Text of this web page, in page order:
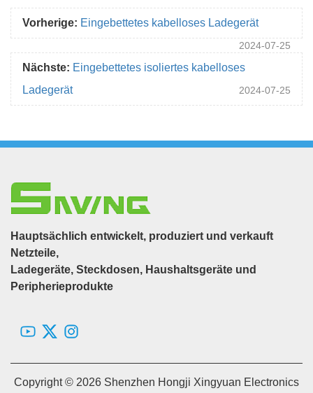
Vorherige: Eingebettetes kabelloses Ladegerät
2024-07-25
Nächste: Eingebettetes isoliertes kabelloses
Ladegerät
2024-07-25
Hauptsächlich entwickelt, produziert und verkauft
Netzteile,
Ladegeräte, Steckdosen, Haushaltsgeräte und
Peripherieprodukte
Copyright © 2026 Shenzhen Hongji Xingyuan Electronics